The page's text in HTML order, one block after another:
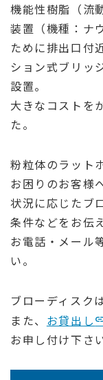
機能性樹脂（流
装置（機種：ナ
ために排出口付
ション式ブリッ
設置。
大きなコストを
た。
粉粒体のラット
お困りのお客様
状況に応じたブ
条件などをお伝
お電話・メール
い。
ブローディスク
また、 お貸出し
お申し付け下さい